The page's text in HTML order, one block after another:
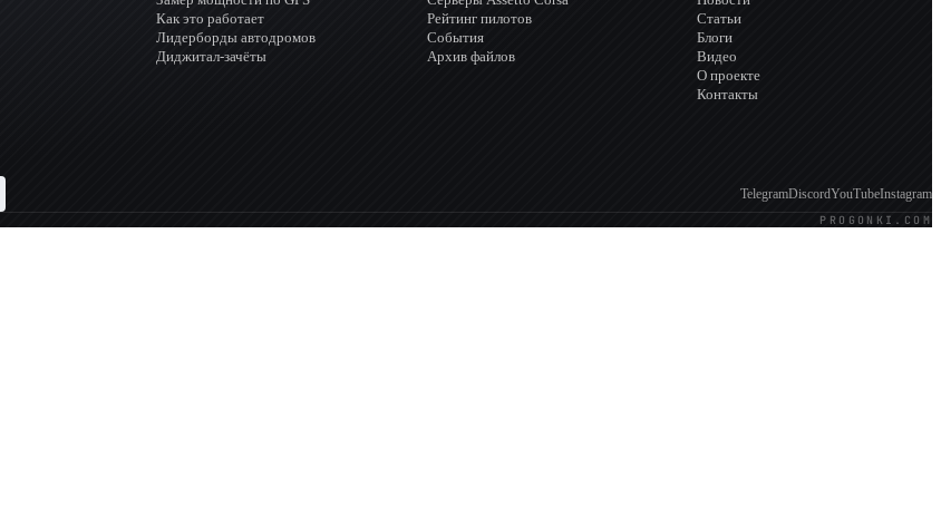
Как это работает
Лидерборды автодромов
Диджитал-зачёты
Рейтинг пилотов
События
Архив файлов
Статьи
Блоги
Видео
О проекте
Контакты
TelegramDiscordYouTubeInstagram
PROGONKI.COM